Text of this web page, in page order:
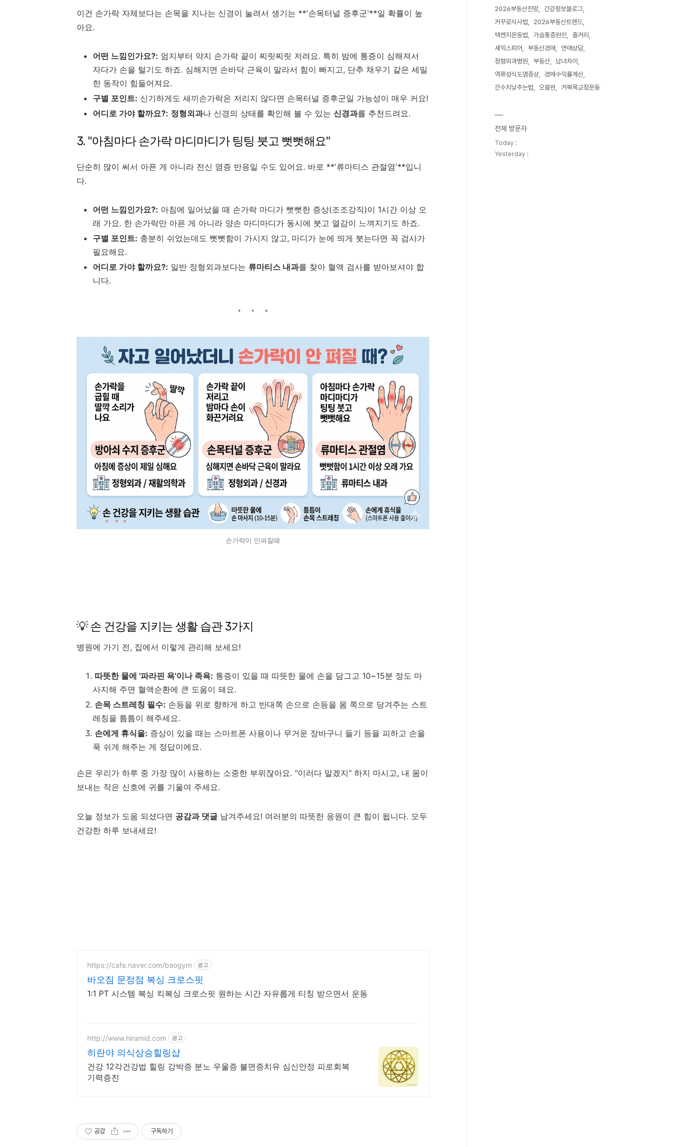
이건 손가락 자체보다는 손목을 지나는 신경이 눌려서 생기는 **'손목터널 증후군'**일 확률이 높
아요.
어떤 느낌인가요?: 엄지부터 약지 손가락 끝이 찌릿찌릿 저려요. 특히 밤에 통증이 심해져서
자다가 손을 털기도 하죠. 심해지면 손바닥 근육이 말라서 힘이 빠지고, 단추 채우기 같은 세밀
한 동작이 힘들어져요.
구별 포인트: 신기하게도 새끼손가락은 저리지 않다면 손목터널 증후군일 가능성이 매우 커요!
어디로 가야 할까요?: 정형외과나 신경의 상태를 확인해 볼 수 있는 신경과를 추천드려요.
3. "아침마다 손가락 마디마디가 팅팅 붓고 뻣뻣해요"
단순히 많이 써서 아픈 게 아니라 전신 염증 반응일 수도 있어요. 바로 **'류마티스 관절염'**입니
다.
어떤 느낌인가요?: 아침에 일어났을 때 손가락 마디가 뻣뻣한 증상(조조강직)이 1시간 이상 오
래 가요. 한 손가락만 아픈 게 아니라 양손 마디마디가 동시에 붓고 열감이 느껴지기도 하죠.
구별 포인트: 충분히 쉬었는데도 뻣뻣함이 가시지 않고, 마디가 눈에 띄게 붓는다면 꼭 검사가
필요해요.
어디로 가야 할까요?: 일반 정형외과보다는 류마티스 내과를 찾아 혈액 검사를 받아보셔야 합
니다.
손가락이 안펴질때
💡 손 건강을 지키는 생활 습관 3가지
병원에 가기 전, 집에서 이렇게 관리해 보세요!
따뜻한 물에 '파라핀 욕'이나 족욕: 통증이 있을 때 따뜻한 물에 손을 담그고 10~15분 정도 마
사지해 주면 혈액순환에 큰 도움이 돼요.
손목 스트레칭 필수: 손등을 위로 향하게 하고 반대쪽 손으로 손등을 몸 쪽으로 당겨주는 스트
레칭을 틈틈이 해주세요.
손에게 휴식을: 증상이 있을 때는 스마트폰 사용이나 무거운 장바구니 들기 등을 피하고 손을
푹 쉬게 해주는 게 정답이에요.
손은 우리가 하루 중 가장 많이 사용하는 소중한 부위잖아요. "이러다 말겠지" 하지 마시고, 내 몸이
보내는 작은 신호에 귀를 기울여 주세요.
오늘 정보가 도움 되셨다면 공감과 댓글 남겨주세요! 여러분의 따뜻한 응원이 큰 힘이 됩니다. 모두
건강한 하루 보내세요!
https://cafe.naver.com/baogym 광고
바오짐 문정점 복싱 크로스핏
1:1 PT 시스템 복싱 킥복싱 크로스핏 원하는 시간 자유롭게 티칭 받으면서 운동
http://www.hiramid.com 광고
히란야 의식상승힐링샵
건강 12각건강법 힐링 강박증 분노 우울증 불면증치유 심신안정 피로회복
기력증진
공감 구독하기
2026부동산전망
건강정보블로그
거꾸로식사법
2026부동산트렌드
맥켄지운동법
가슴통증원인
줄거리
셰익스피어
부동산경매
연애상담
정형외과병원
부동산
남녀차이
역류성식도염증상
경매수익률계산
간수치낮추는법
오블완 거북목교정운동
전체 방문자
Today :
Yesterday :